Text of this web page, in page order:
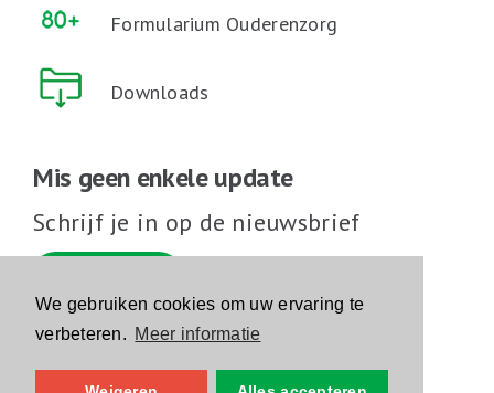
We gebruiken cookies om uw ervaring te
verbeteren. Meer informatie
Formularium Ouderenzorg
Downloads
Mis geen enkele update
Schrijf je in op de nieuwsbrief
Volg ons op sociale media